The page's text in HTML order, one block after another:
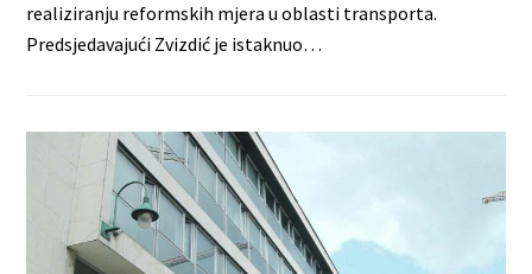
realiziranju reformskih mjera u oblasti transporta.
Predsjedavajući Zvizdić je istaknuo…